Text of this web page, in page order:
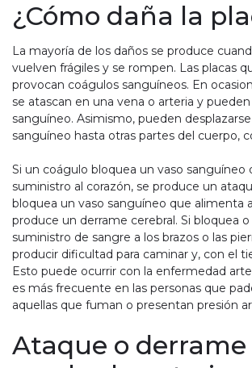
¿Cómo daña la
La mayoría de los daños se produce
vuelven frágiles y se rompen. Las placas
provocan coágulos sanguíneos. En
se atascan en una vena o arteria y
sanguíneo. Asimismo, pueden
sanguíneo hasta otras partes del cuerpo,
Si un coágulo bloquea un vaso sanguíneo
suministro al corazón, se produce un
bloquea un vaso sanguíneo que alimenta
produce un derrame cerebral. Si bloquea o
suministro de sangre a los brazos o las
producir dificultad para caminar y, con el
Esto puede ocurrir con la enfermedad
es más frecuente en las personas que
aquellas que fuman o presentan presión
Ataque o derrame